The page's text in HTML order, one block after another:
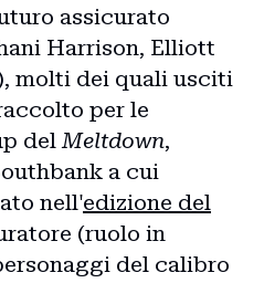
assicurato
Harrison, Elliott
molti dei quali usciti
per le
del Meltdown,
a cui
nell'edizione del
(ruolo in
del calibro